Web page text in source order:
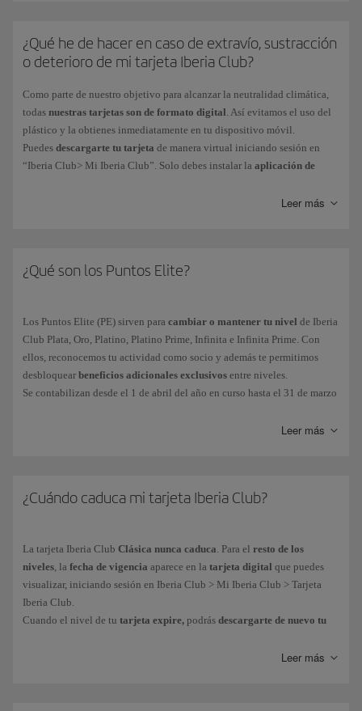
¿Qué he de hacer en caso de extravío, sustracción
o deterioro de mi tarjeta Iberia Club?
Como parte de nuestro objetivo para alcanzar la neutralidad climática,
todas nuestras tarjetas son de formato digital. Así evitamos el uso del
plástico y la obtienes inmediatamente en tu dispositivo móvil.
Puedes descargarte tu tarjeta de manera virtual iniciando sesión en
“Iberia Club> Mi Iberia Club”. Solo debes instalar la aplicación de
accederás también a funciones como reservas o check-in online.Leer más
¿Qué son los Puntos Elite?
Los Puntos Elite (PE) sirven para cambiar o mantener tu nivel de Iberia
Club Plata, Oro, Platino, Platino Prime, Infinita e Infinita Prime. Con
ellos, reconocemos tu actividad como socio y además te permitimos
desbloquear beneficios adicionales exclusivos entre niveles.
Se contabilizan desde el 1 de abril del año en curso hasta el 31 de marzo
Por euro gastado en vuelos
del Grupo Iberia* y aerolíneas asociadas
al programa. Mas información sobre la
Por lascompras efectuadas con las tarjetas de crédito de nuestros
partners financieros. Mas información sobre nuestrospartners
financieros.
Leer más
¿Cuándo caduca mi tarjeta Iberia Club?
La tarjeta Iberia Club Clásica nunca caduca. Para el resto de los
niveles, la fecha de vigencia aparece en la tarjeta digital que puedes
visualizar, iniciando sesión en Iberia Club > Mi Iberia Club > Tarjeta
Iberia Club.
Cuando el nivel de tu tarjeta expire, podrás descargarte de nuevo tu
Leer más